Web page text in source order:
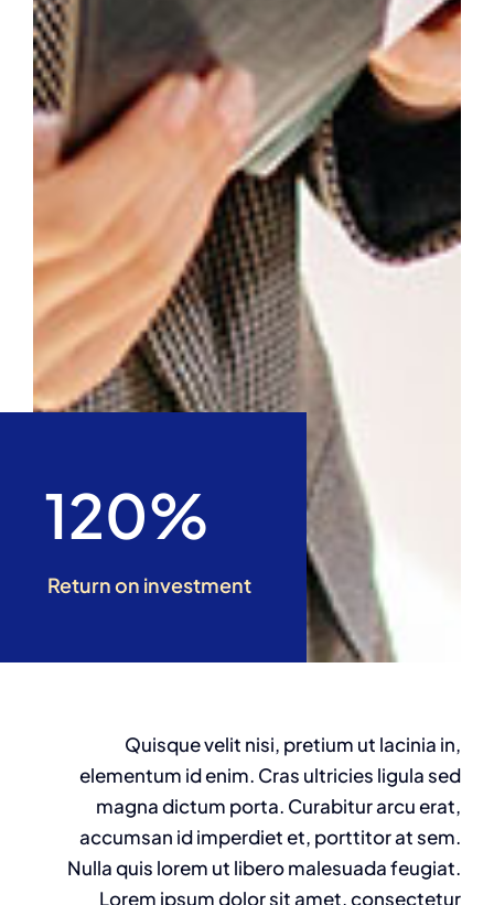
120%
Return on investment
Quisque velit nisi, pretium ut lacinia in,
elementum id enim. Cras ultricies ligula sed
magna dictum porta. Curabitur arcu erat,
accumsan id imperdiet et, porttitor at sem.
Nulla quis lorem ut libero malesuada feugiat.
Lorem ipsum dolor sit amet, consectetur